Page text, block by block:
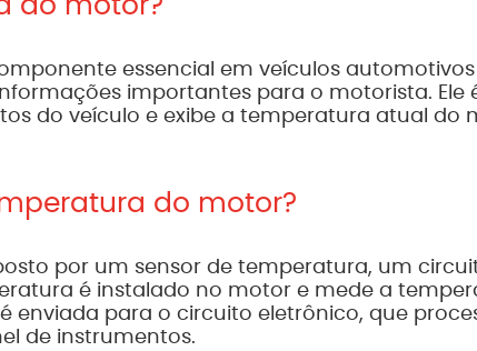
do motor?
essencial em veículos
importantes para o motorista. Ele
do veículo e exibe a temperatura atual do
do motor?
por um sensor de temperatura, um
é instalado no motor e mede a
enviada para o circuito eletrônico, que
de instrumentos.